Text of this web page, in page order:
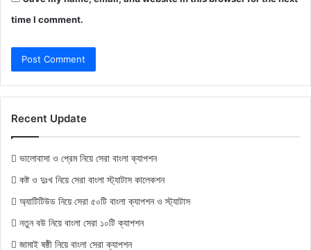
time I comment.
Recent Update
ভালোবাসা ও প্রেম নিয়ে সেরা বাংলা ক্যাপশন
কষ্ট ও দুঃখ নিয়ে সেরা বাংলা স্ট্যাটাস কালেকশন
অ্যাটিটিউড নিয়ে সেরা ৫০টি বাংলা ক্যাপশন ও স্ট্যাটাস
নতুন বউ নিয়ে বাংলা সেরা ১০টি ক্যাপশন
জামাই ষষ্ঠী নিয়ে বাংলা সেরা ক্যাপশন